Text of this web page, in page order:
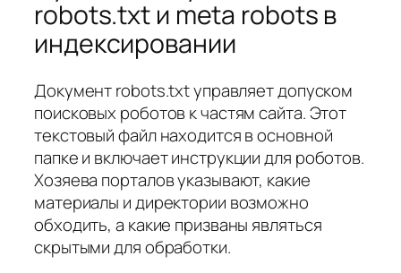
robots.txt и meta robots в
индексировании
Документ robots.txt управляет допуском
поисковых роботов к частям сайта. Этот
текстовый файл находится в основной
папке и включает инструкции для роботов.
Хозяева порталов указывают, какие
материалы и директории возможно
обходить, а какие призваны являться
скрытыми для обработки.